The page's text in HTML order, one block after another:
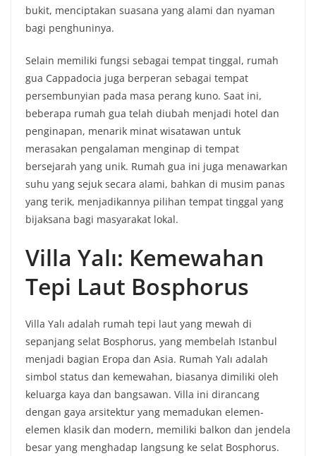
bukit, menciptakan suasana yang alami dan nyaman
bagi penghuninya.
Selain memiliki fungsi sebagai tempat tinggal, rumah
gua Cappadocia juga berperan sebagai tempat
persembunyian pada masa perang kuno. Saat ini,
beberapa rumah gua telah diubah menjadi hotel dan
penginapan, menarik minat wisatawan untuk
merasakan pengalaman menginap di tempat
bersejarah yang unik. Rumah gua ini juga menawarkan
suhu yang sejuk secara alami, bahkan di musim panas
yang terik, menjadikannya pilihan tempat tinggal yang
bijaksana bagi masyarakat lokal.
Villa Yalı: Kemewahan
Tepi Laut Bosphorus
Villa Yalı adalah rumah tepi laut yang mewah di
sepanjang selat Bosphorus, yang membelah Istanbul
menjadi bagian Eropa dan Asia. Rumah Yalı adalah
simbol status dan kemewahan, biasanya dimiliki oleh
keluarga kaya dan bangsawan. Villa ini dirancang
dengan gaya arsitektur yang memadukan elemen-
elemen klasik dan modern, memiliki balkon dan jendela
besar yang menghadap langsung ke selat Bosphorus.